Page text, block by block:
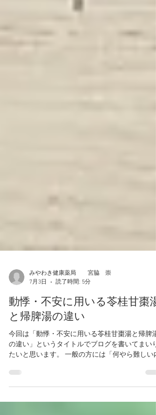
みやわき健康薬局 宮脇 崇
7月3日
読了時間: 5分
動悸・不安に用いる苓桂甘棗湯
と帰脾湯の違い
今回は「動悸・不安に用いる苓桂甘棗湯と帰脾湯
の違い」というタイトルでブログを書いてまいり
容だな…」と感じると思いますが、専門用語をか